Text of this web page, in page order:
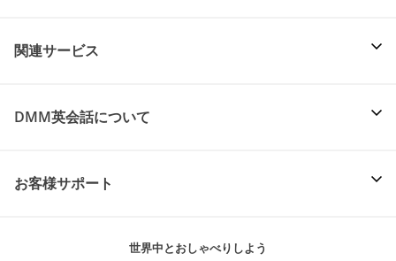
関連サービス
DMM英会話について
お客様サポート
世界中とおしゃべりしよう